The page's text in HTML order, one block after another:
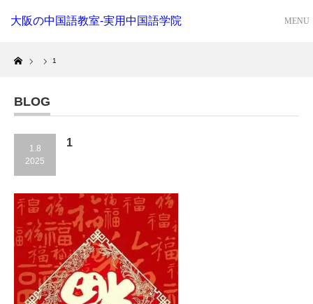
大阪の中国語教室-実用中国語学院
Home
1
BLOG
1.8
2025
1